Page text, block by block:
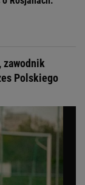
zawodnik
Polskiego